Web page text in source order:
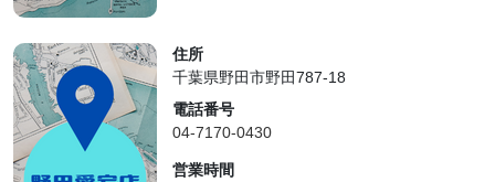
住所
千葉県野田市野田787-18
電話番号
04-7170-0430
営業時間